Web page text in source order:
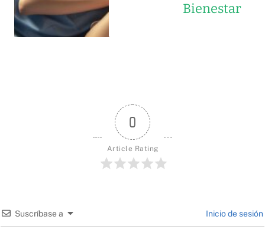
Bienestar
0
Article Rating
Suscríbase a Inicio de sesión